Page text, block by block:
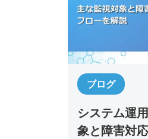
ブログ
システム運
象と障害対